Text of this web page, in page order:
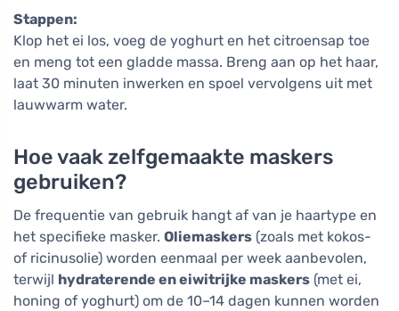
Stappen:
Klop het ei los, voeg de yoghurt en het citroensap toe
en meng tot een gladde massa. Breng aan op het haar,
laat 30 minuten inwerken en spoel vervolgens uit met
lauwwarm water.
Hoe vaak zelfgemaakte maskers
gebruiken?
De frequentie van gebruik hangt af van je haartype en
het specifieke masker. Oliemaskers (zoals met kokos-
of ricinusolie) worden eenmaal per week aanbevolen,
terwijl hydraterende en eiwitrijke maskers (met ei,
honing of yoghurt) om de 10–14 dagen kunnen worden